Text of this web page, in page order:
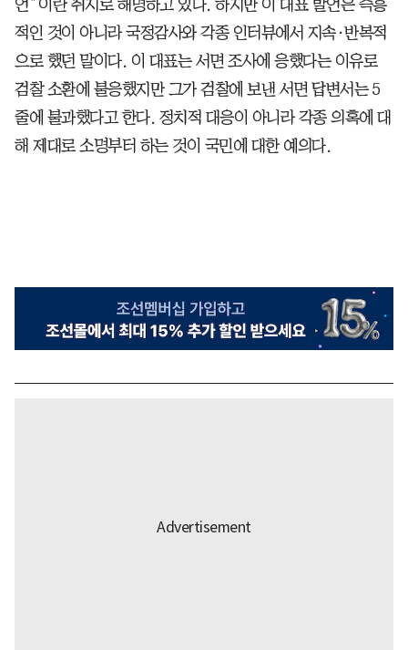
언”이란 취지로 해명하고 있다. 하지만 이 대표 발언은 즉흥
적인 것이 아니라 국정감사와 각종 인터뷰에서 지속·반복적
으로 했던 말이다. 이 대표는 서면 조사에 응했다는 이유로
검찰 소환에 불응했지만 그가 검찰에 보낸 서면 답변서는 5
줄에 불과했다고 한다. 정치적 대응이 아니라 각종 의혹에 대
해 제대로 소명부터 하는 것이 국민에 대한 예의다.